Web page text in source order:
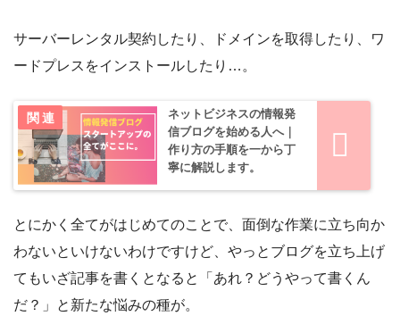
サーバーレンタル契約したり、ドメインを取得したり、ワ
ードプレスをインストールしたり…。
ネットビジネスの情報発
信ブログを始める人へ｜
作り方の手順を一から丁
寧に解説します。
とにかく全てがはじめてのことで、面倒な作業に立ち向か
わないといけないわけですけど、やっとブログを立ち上げ
てもいざ記事を書くとなると「あれ？どうやって書くん
だ？」と新たな悩みの種が。